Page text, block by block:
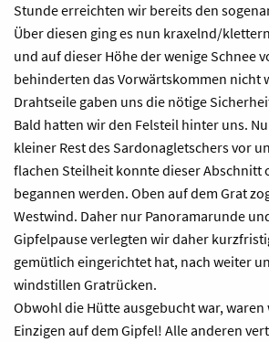
Stunde erreichten wir bereits den
Über diesen ging es nun kraxelnd/
und auf dieser Höhe der wenige Schnee
behinderten das Vorwärtskommen nicht
Drahtseile gaben uns die nötige
Bald hatten wir den Felsteil hinter uns.
kleiner Rest des Sardonagletschers vor
flachen Steilheit konnte dieser Abschnitt
begannen werden. Oben auf dem Grat
Westwind. Daher nur Panoramarunde
Gipfelpause verlegten wir daher
gemütlich eingerichtet hat, nach weiter
windstillen Gratrücken.
Obwohl die Hütte ausgebucht war,
Einzigen auf dem Gipfel! Alle anderen